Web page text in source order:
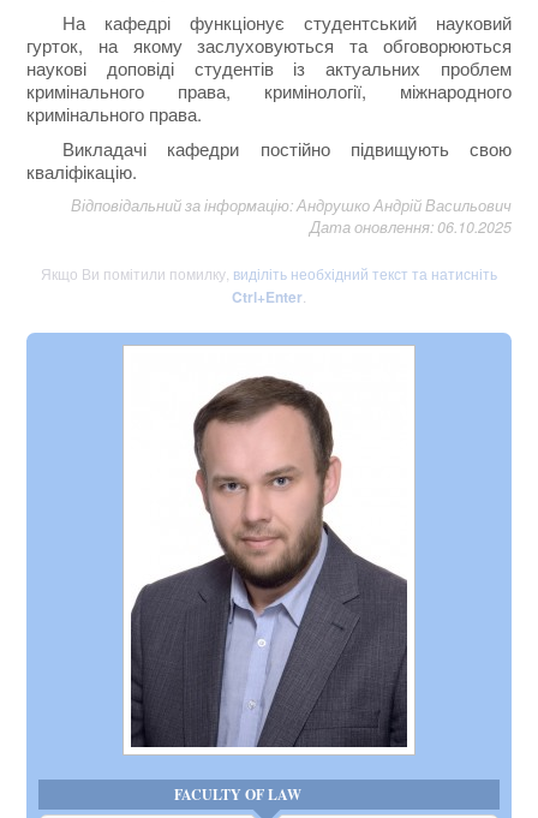
На кафедрі функціонує студентський науковий
гурток, на якому заслуховуються та обговорюються
наукові доповіді студентів із актуальних проблем
кримінального права, кримінології, міжнародного
кримінального права.
Викладачі кафедри постійно підвищують свою
кваліфікацію.
Відповідальний за інформацію: Андрушко Андрій Васильович
Дата оновлення: 06.10.2025
Якщо Ви помітили помилку, виділіть необхідний текст та натисніть
Ctrl+Enter
FACULTY OF LAW